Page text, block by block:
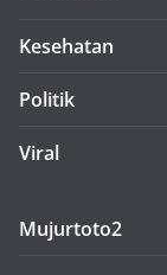
Kesehatan
Politik
Viral
Mujurtoto2